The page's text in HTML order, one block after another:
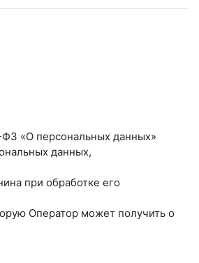
ФЗ «О персональных данных»
данных,
при обработке его
Оператор может получить о